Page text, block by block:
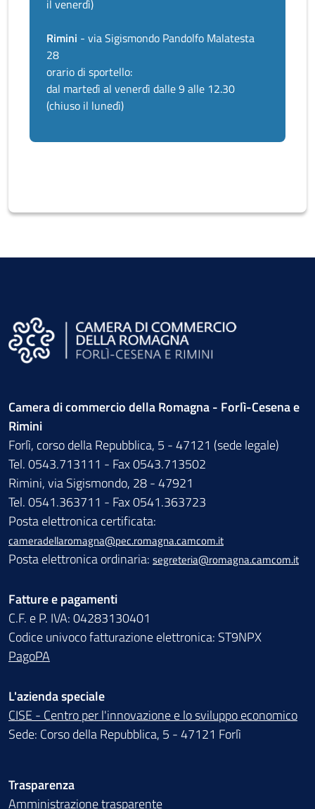
il venerdì)
Rimini - via Sigismondo Pandolfo Malatesta
28
orario di sportello:
dal martedì al venerdì dalle 9 alle 12.30
(chiuso il lunedì)
Camera di commercio della Romagna - Forlì-Cesena e
Rimini
Forlì, corso della Repubblica, 5 - 47121 (sede legale)
Tel. 0543.713111 - Fax 0543.713502
Rimini, via Sigismondo, 28 - 47921
Tel. 0541.363711 - Fax 0541.363723
Posta elettronica certificata:
cameradellaromagna@pec.romagna.camcom.it
Posta elettronica ordinaria: segreteria@romagna.camcom.it
Fatture e pagamenti
C.F. e P. IVA: 04283130401
Codice univoco fatturazione elettronica: ST9NPX
PagoPA
L'azienda speciale
CISE - Centro per l'innovazione e lo sviluppo economico
Sede: Corso della Repubblica, 5 - 47121 Forlì
Trasparenza
Amministrazione trasparente